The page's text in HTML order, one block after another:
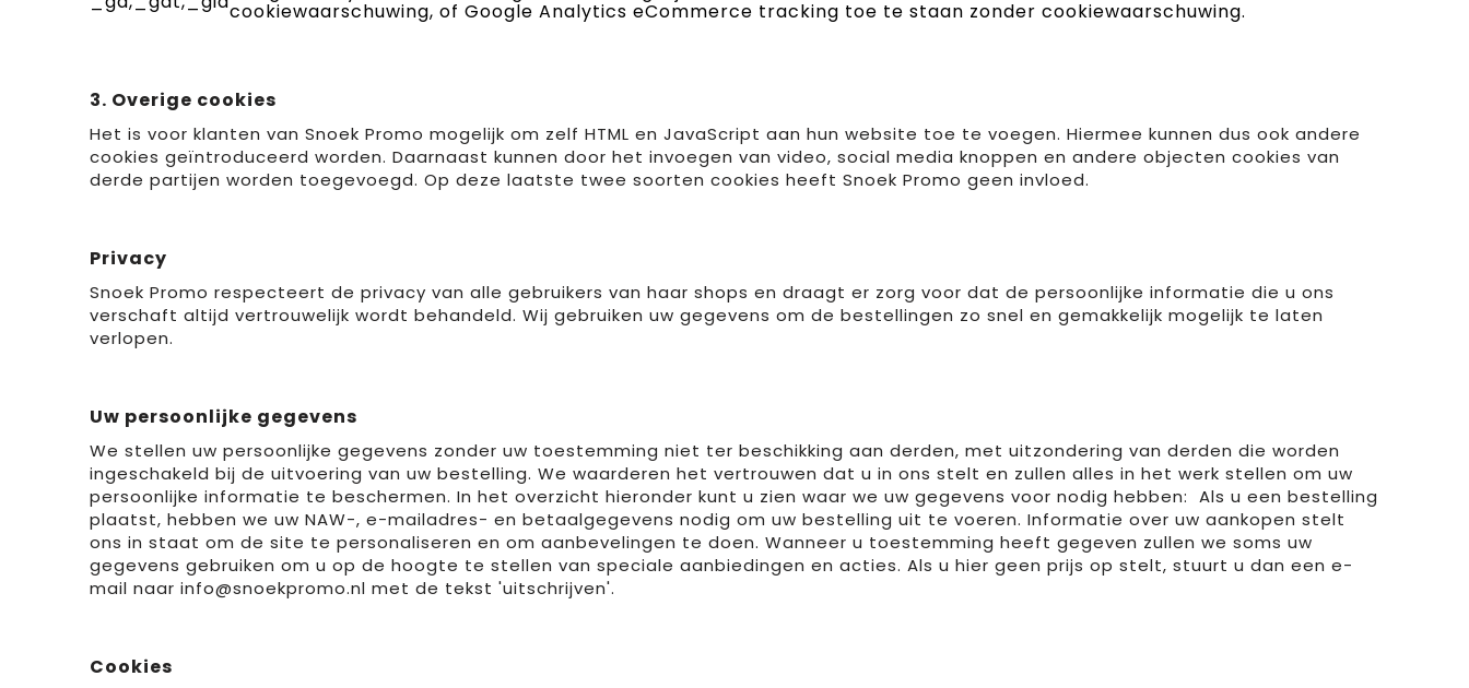
cookiewaarschuwing, of Google Analytics eCommerce tracking toe te staan zonder cookiewaarschuwing.
3. Overige cookies
Het is voor klanten van Snoek Promo mogelijk om zelf HTML en JavaScript aan hun website toe te voegen. Hiermee kunnen dus ook andere
cookies geïntroduceerd worden. Daarnaast kunnen door het invoegen van video, social media knoppen en andere objecten cookies van
derde partijen worden toegevoegd. Op deze laatste twee soorten cookies heeft Snoek Promo geen invloed.
Privacy
Snoek Promo respecteert de privacy van alle gebruikers van haar shops en draagt er zorg voor dat de persoonlijke informatie die u ons
verschaft altijd vertrouwelijk wordt behandeld. Wij gebruiken uw gegevens om de bestellingen zo snel en gemakkelijk mogelijk te laten
verlopen.
Uw persoonlijke gegevens
We stellen uw persoonlijke gegevens zonder uw toestemming niet ter beschikking aan derden, met uitzondering van derden die worden
ingeschakeld bij de uitvoering van uw bestelling. We waarderen het vertrouwen dat u in ons stelt en zullen alles in het werk stellen om uw
persoonlijke informatie te beschermen. In het overzicht hieronder kunt u zien waar we uw gegevens voor nodig hebben: Als u een bestelling
plaatst, hebben we uw NAW-, e-mailadres- en betaalgegevens nodig om uw bestelling uit te voeren. Informatie over uw aankopen stelt
ons in staat om de site te personaliseren en om aanbevelingen te doen. Wanneer u toestemming heeft gegeven zullen we soms uw
gegevens gebruiken om u op de hoogte te stellen van speciale aanbiedingen en acties. Als u hier geen prijs op stelt, stuurt u dan een e-
mail naar info@snoekpromo.nl met de tekst 'uitschrijven'.
Cookies